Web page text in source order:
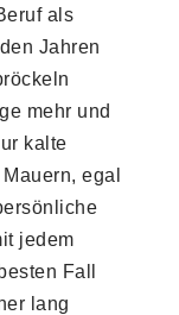
als
Jahren
mehr und
kalte
egal
jedem
Fall
lang